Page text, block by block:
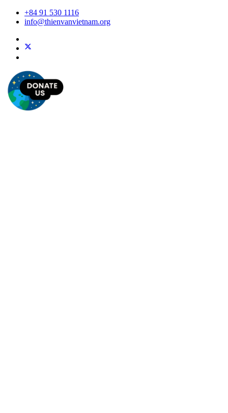
+84 91 530 1116
info@thienvanvietnam.org